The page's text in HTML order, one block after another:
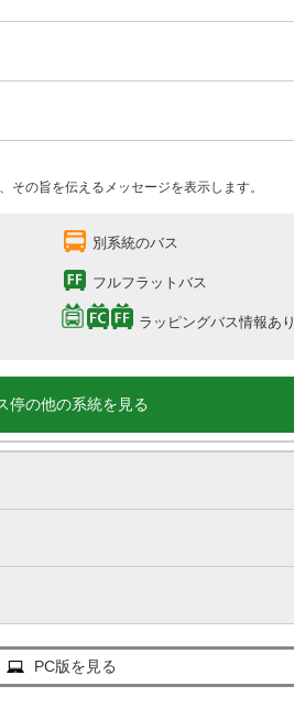
の旨を伝えるメッセージを表示します。
別系統のバス
フルフラットバス
ラッピングバス情報あり
停の他の系統を見る
PC版を見る